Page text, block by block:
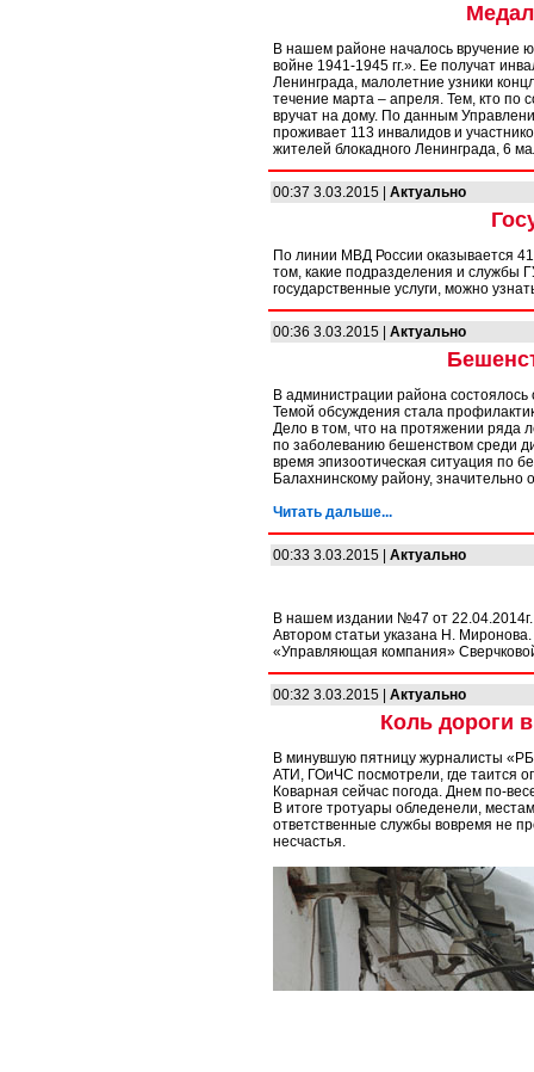
В нашем районе началось вручение
войне 1941-1945 гг.». Ее получат
Ленинграда, малолетние узники
течение марта – апреля. Тем, кто по
вручат на дому. По данным
проживает 113 инвалидов и
жителей блокадного Ленинграда, 6
00:37 3.03.2015 | Актуально
По линии МВД России оказывается 41
том, какие подразделения и службы
государственные услуги, можно
00:36 3.03.2015 | Актуально
В администрации района
Темой обсуждения стала
Дело в том, что на протяжении ряда
по заболеванию бешенством среди
время эпизоотическая ситуация по
Балахнинскому району, значительно
Читать дальше...
00:33 3.03.2015 | Актуально
В нашем издании №47 от
Автором статьи указана Н.
«Управляющая компания»
00:32 3.03.2015 | Актуально
Коль дороги
В минувшую пятницу журналисты
АТИ, ГОиЧС посмотрели, где таится
Коварная сейчас погода. Днем по-
В итоге тротуары обледенели,
ответственные службы вовремя не
несчастья.